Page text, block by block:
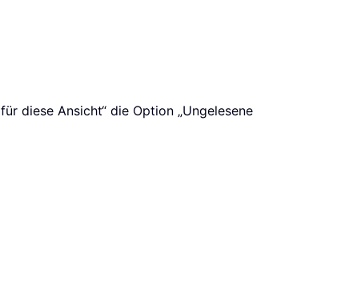
diese Ansicht“ die Option „Ungelesene